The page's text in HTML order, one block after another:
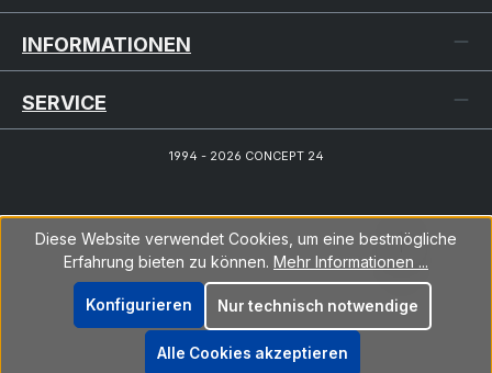
INFORMATIONEN
SERVICE
1994 - 2026 CONCEPT 24
Diese Website verwendet Cookies, um eine bestmögliche
Erfahrung bieten zu können. Mehr Informationen ...
Nur technisch notwendige
Konfigurieren
Alle Cookies akzeptieren